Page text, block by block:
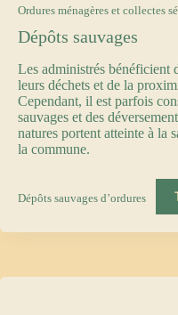
Ordures ménagères et collectes
Dépôts sauvages
Les administrés bénéficient
leurs déchets et de la
Cependant, il est parfois
sauvages et des
natures portent atteinte à la
la commune.
Dépôts sauvages d’ordures